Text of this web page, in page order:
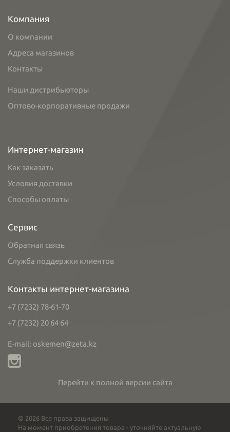
Компания
О компании
Адреса магазинов
Контакты
Наши дистрибьюторы
Оптово-корпоративные продажи
Интернет-магазин
Как заказать
Условия доставки
Способы оплаты
Сервис
Обратная связь
Служба поддержки клиентов
Контакты интернет-магазина
+7 (7232) 78-61-70
+7 (7232) 20 64 64
E-mail: oskemen@zeta.kz
Перейти к полной версии сайта
© 2026 Все права защищены
На момент приобретения товара - уточняйте актуальную